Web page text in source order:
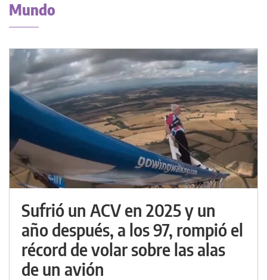
Mundo
Sufrió un ACV en 2025 y un
año después, a los 97, rompió el
récord de volar sobre las alas
de un avión